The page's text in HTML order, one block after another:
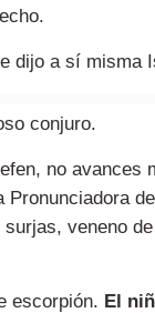
dijo a sí misma
conjuro.
no avances
veneno
escorpión. El